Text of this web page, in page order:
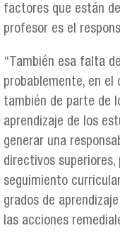
factores que están
profesor es el
“También esa falta
probablemente, en
también de parte de
aprendizaje de los
generar una
directivos superiores,
seguimiento
grados de
las acciones